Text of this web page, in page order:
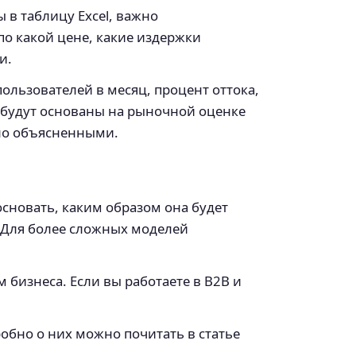
таблицу Excel, важно
какой цене, какие издержки
в месяц, процент оттока,
основаны на рыночной оценке
объясненными.
каким образом она будет
более сложных моделей
Если вы работаете в B2B и
о них можно почитать в статье